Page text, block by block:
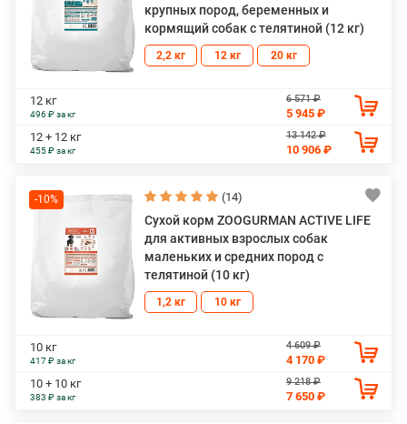
крупных пород, беременных и
кормящий собак с телятиной (12 кг)
2,2 кг 12 кг 20 кг
12 кг
496 ₽ за кг
6 571 ₽
5 945 ₽
12 + 12 кг
455 ₽ за кг
13 142 ₽
10 906 ₽
-10% (14)
Сухой корм ZOOGURMAN ACTIVE LIFE
для активных взрослых собак
маленьких и средних пород с
телятиной (10 кг)
1,2 кг 10 кг
10 кг
417 ₽ за кг
4 609 ₽
4 170 ₽
10 + 10 кг
383 ₽ за кг
9 218 ₽
7 650 ₽